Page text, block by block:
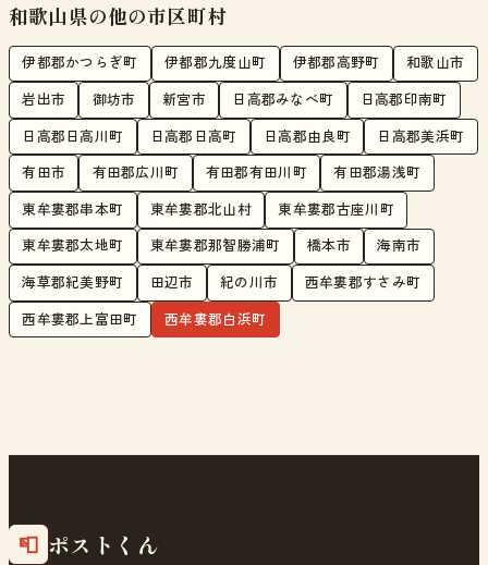
和歌山県の他の市区町村
伊都郡かつらぎ町 伊都郡九度山町 伊都郡高野町 和歌山市
岩出市 御坊市 新宮市 日高郡みなべ町 日高郡印南町
日高郡日高川町 日高郡日高町 日高郡由良町 日高郡美浜町
有田市 有田郡広川町 有田郡有田川町 有田郡湯浅町
東牟婁郡串本町 東牟婁郡北山村 東牟婁郡古座川町
東牟婁郡太地町 東牟婁郡那智勝浦町 橋本市 海南市
海草郡紀美野町 田辺市 紀の川市 西牟婁郡すさみ町
西牟婁郡上富田町 西牟婁郡白浜町
📮 ポストくん